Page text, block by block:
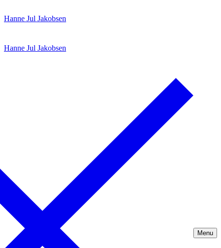
til
Hanne Jul Jakobsen
Hanne Jul Jakobsen
Menu